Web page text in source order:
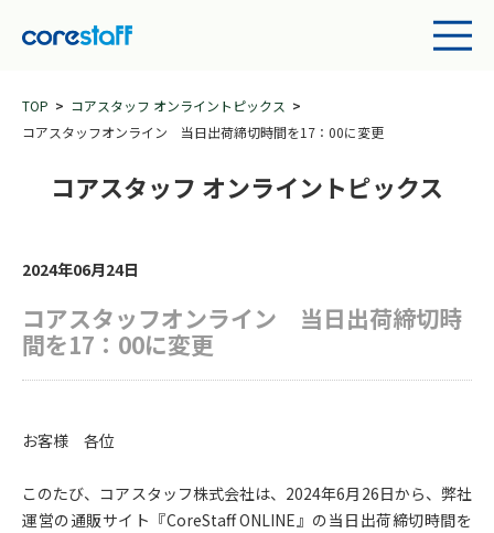
TOP
コアスタッフ オンライントピックス
コアスタッフオンライン 当日出荷締切時間を17：00に変更
コアスタッフ オンライントピックス
2024年06月24日
コアスタッフオンライン 当日出荷締切時
間を17：00に変更
お客様 各位
このたび、コアスタッフ株式会社は、2024年6月26日から、弊社
運営の通販サイト『CoreStaff ONLINE』の当日出荷締切時間を